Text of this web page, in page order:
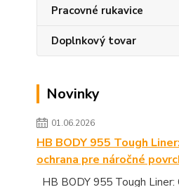
Pracovné rukavice
Doplnkový tovar
Novinky
01.06.2026
HB BODY 955 Tough
ochrana pre náročné
HB BODY 955 Tough Liner: